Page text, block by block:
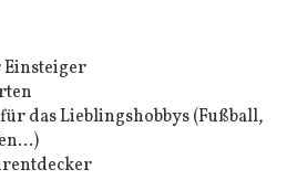
das Lieblingshobbys (Fußball,